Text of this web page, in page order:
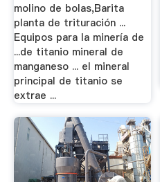
molino de bolas,Barita
planta de trituración ...
Equipos para la minería de
...de titanio mineral de
manganeso ... el mineral
principal de titanio se
extrae ...